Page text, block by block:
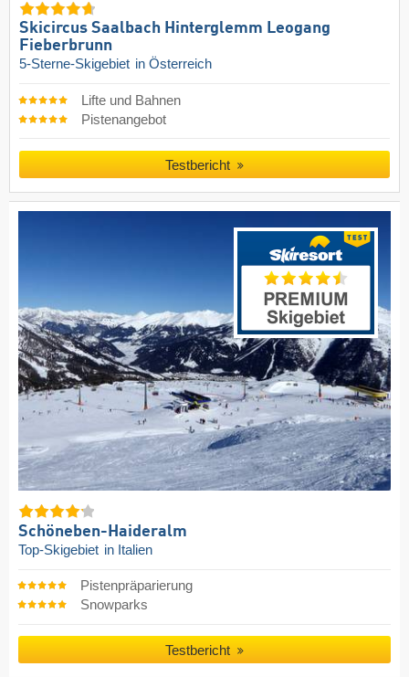
Skicircus Saalbach Hinterglemm Leogang
Fieberbrunn
5-Sterne-Skigebiet in Österreich
Lifte und Bahnen
Pistenangebot
Testbericht
Schöneben-Haideralm
Top-Skigebiet in Italien
Pistenpräparierung
Snowparks
Testbericht